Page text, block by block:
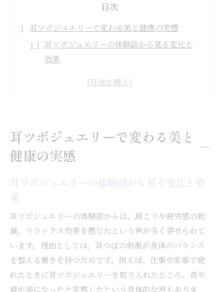
目次
耳ツボジュエリーで変わる美と健康の実感
耳ツボジュエリーの体験談から見る変化と
効果
耳ツボジュエリーで得られた実感と続けや
すさ
満足度
ばれる理由
効果なしと感じた人の体験談も徹底解説
耳ツボジュエリー効果なしと感じた理由を
分析
口コミで見る耳ツボジュエリーの個人差と
耳ツボジュエリーで変わる美と
健康の実感
耳ツボジュエリーの体験談から見る変化と効
果
耳ツボジュエリーの体験談からは、肩こりや疲労感の軽
減、リラックス効果を感じたという声が多く寄せられて
います。理由としては、耳つぼの刺激が身体のバランス
を整える働きを持つためです。例えば、仕事や家事で疲
れたときに耳ツボジュエリーを取り入れたところ、首や
肩が楽になったと実感したという具体的な声もありま